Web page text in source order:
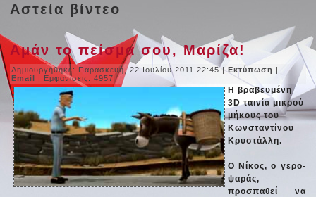
Αστεία βίντεο
Αμάν το πείσμα σου, Μαρίζα!
Δημιουργήθηκε: Παρασκευή, 22 Ιουλίου 2011 22:45|Εκτύπωση |
Email | Εμφανίσεις: 4957
Η βραβευμένη
3D ταινία μικρού
μήκους του
Κωνσταντίνου
Κρυστάλλη.
Ο Νίκος, ο γερο-
ψαράς,
προσπαθεί να